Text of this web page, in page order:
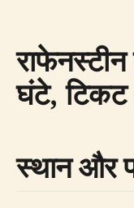
घंटे,
स्थान और